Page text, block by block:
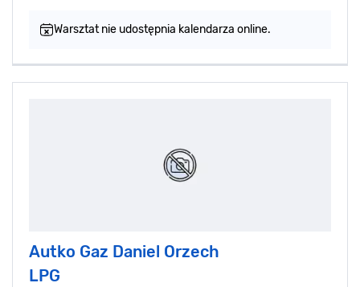
Warsztat nie udostępnia kalendarza online.
Autko Gaz Daniel Orzech
LPG